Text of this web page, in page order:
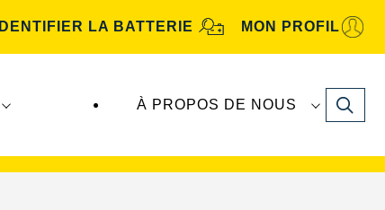
IDENTIFIER LA BATTERIE MON PROFIL
À PROPOS DE NOUS Search